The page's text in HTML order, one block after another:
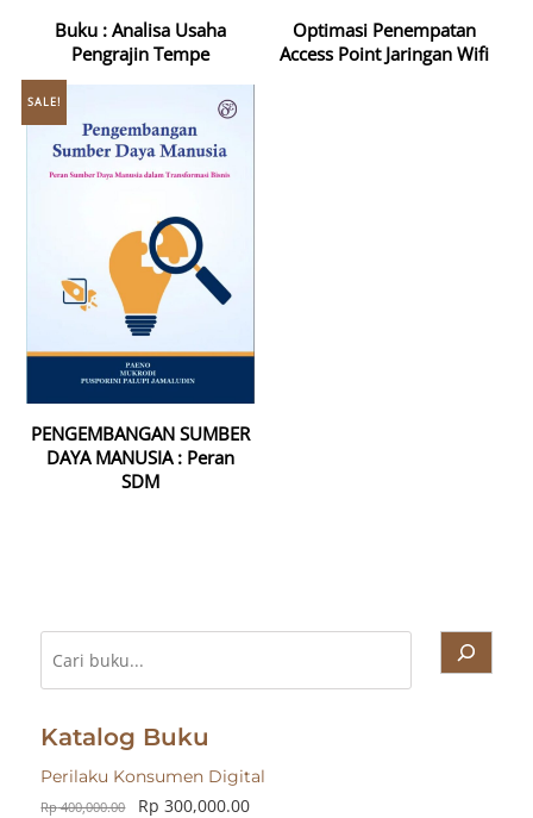
Buku : Analisa Usaha
Pengrajin Tempe
Optimasi Penempatan
Access Point Jaringan Wifi
SALE!
PENGEMBANGAN SUMBER
DAYA MANUSIA : Peran
SDM
Cari
Katalog Buku
Perilaku Konsumen Digital
Rp400,000.00 Rp 300,000.00